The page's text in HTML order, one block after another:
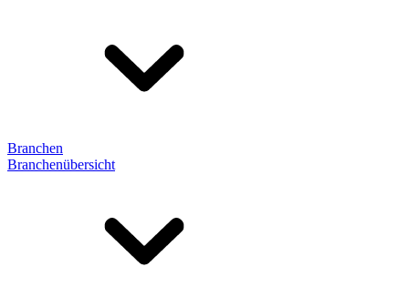
Branchen
Branchenübersicht